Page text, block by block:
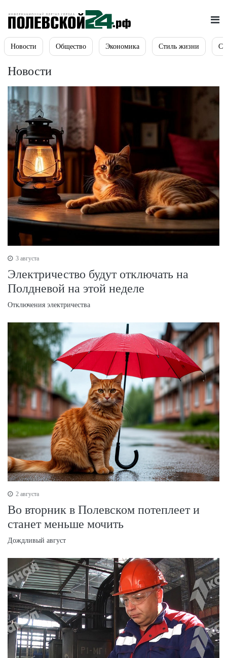
Новости Общество Экономика Стиль жизни
Новости
3 августа
Электричество будут отключать на
Полдневой на этой неделе
Отключения электричества
2 августа
Во вторник в Полевском потеплеет и
станет меньше мочить
Дождливый август